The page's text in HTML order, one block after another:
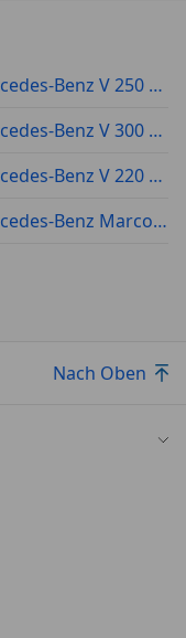
Mercedes-Benz V 250 Gebraucht
Mercedes-Benz V 300 Gebraucht
Mercedes-Benz V 220 Gebraucht
Mercedes-Benz Marco Polo Gebraucht
Nach Oben